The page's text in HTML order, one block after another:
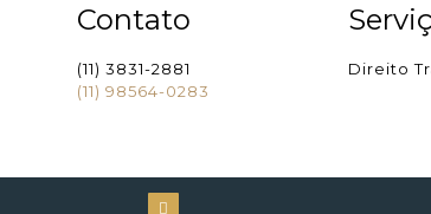
Contato
(11) 3831-2881
(11) 98564-0283
Direito